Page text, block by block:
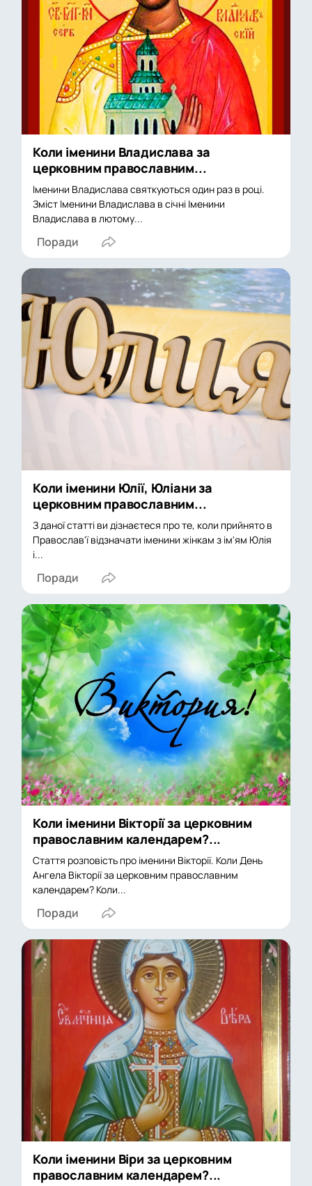
Коли іменини Владислава за
церковним православним...
Іменини Владислава святкуються один раз в році.
Зміст Іменини Владислава в січні Іменини
Владислава в лютому...
Поради
Коли іменини Юлії, Юліани за
церковним православним...
З даної статті ви дізнаєтеся про те, коли прийнято в
Православ'ї відзначати іменини жінкам з ім'ям Юлія
і...
Поради
Коли іменини Вікторії за церковним
православним календарем?...
Стаття розповість про іменини Вікторії. Коли День
Ангела Вікторії за церковним православним
календарем? Коли...
Поради
Коли іменини Віри за церковним
православним календарем?...